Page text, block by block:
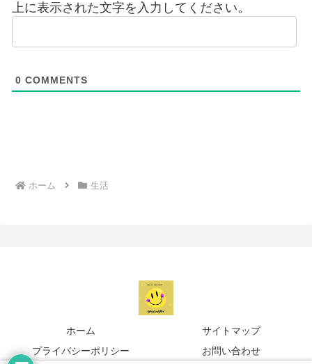
上に表示された文字を入力してください。
0 COMMENTS
ホーム 生活
ホーム
サイトマップ
プライバシーポリシー
お問い合わせ